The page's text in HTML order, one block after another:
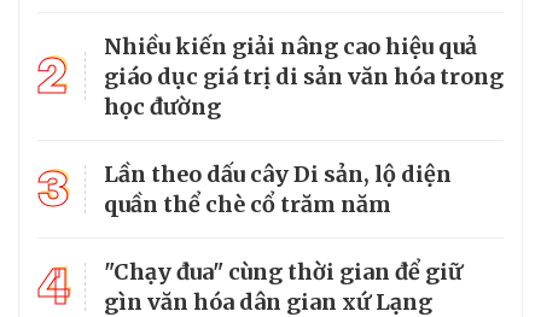
2
Nhiều kiến giải nâng cao hiệu quả
giáo dục giá trị di sản văn hóa trong
học đường
3
Lần theo dấu cây Di sản, lộ diện
quần thể chè cổ trăm năm
4
"Chạy đua" cùng thời gian để giữ
gìn văn hóa dân gian xứ Lạng